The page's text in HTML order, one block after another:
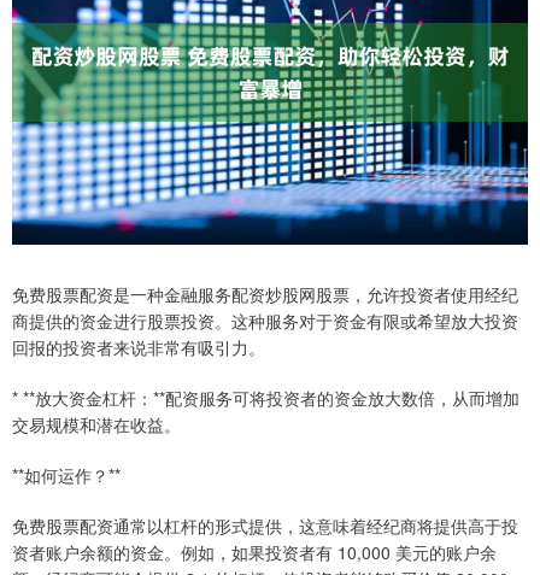
免费股票配资是一种金融服务配资炒股网股票，允许投资者使用经纪
商提供的资金进行股票投资。这种服务对于资金有限或希望放大投资
回报的投资者来说非常有吸引力。
* **放大资金杠杆：**配资服务可将投资者的资金放大数倍，从而增加
交易规模和潜在收益。
**如何运作？**
免费股票配资通常以杠杆的形式提供，这意味着经纪商将提供高于投
资者账户余额的资金。例如，如果投资者有 10,000 美元的账户余